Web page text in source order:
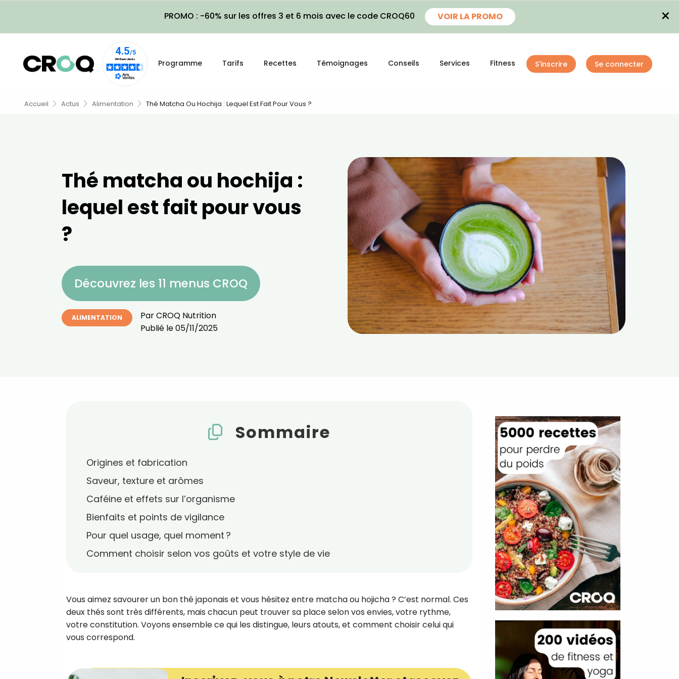
PROMO : -60% sur les offres 3 et 6 mois avec le code CROQ60 VOIR LA PROMO ×
Programme Tarifs Recettes Témoignages Conseils Services Fitness S'inscrire Se connecter
Accueil Actus Alimentation Thé Matcha Ou Hochija : Lequel Est Fait Pour Vous ?
Thé matcha ou hochija :
lequel est fait pour vous
?
Découvrez les 11 menus CROQ
ALIMENTATION ParCROQ Nutrition
Publié le05/11/2025
Sommaire
Origines et fabrication
Saveur, texture et arômes
Caféine et effets sur l’organisme
Bienfaits et points de vigilance
Pour quel usage, quel moment ?
Comment choisir selon vos goûts et votre style de vie
Vous aimez savourer un bon thé japonais et vous hésitez entre matcha ou hojicha ? C’est normal. Ces
deux thés sont très différents, mais chacun peut trouver sa place selon vos envies, votre rythme,
votre constitution. Voyons ensemble ce qui les distingue, leurs atouts, et comment choisir celui qui
vous correspond.